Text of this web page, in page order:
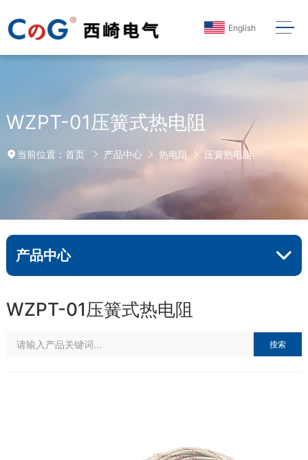
English
WZPT-01压簧式热电阻
当前位置： 首页 产品中心 热电阻 压簧热电阻
产品中心
WZPT-01压簧式热电阻
搜索